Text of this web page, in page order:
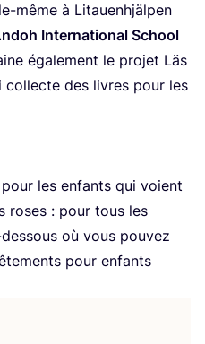
même à Litauenh­jäl­pen
Inter­na­tio­nal School
éga­le­ment le pro­jet Läs
des livres pour les
les enfants qui voient
roses : pour tous les
où vous pou­vez
pour enfants